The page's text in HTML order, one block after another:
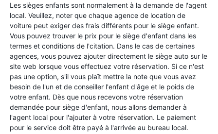
Les sièges enfants sont normalement à la demande de l'agent
local. Veuillez, noter que chaque agence de location de
voiture peut exiger des frais différents pour le siège enfant.
Vous pouvez trouver le prix pour le siège d'enfant dans les
termes et conditions de l'citation. Dans le cas de certaines
agences, vous pouvez ajouter directement le siège auto sur le
site web lorsque vous effectuez votre réservation. Si ce n'est
pas une option, s'il vous plaît mettre la note que vous avez
besoin de l'un et de conseiller l'enfant d'âge et le poids de
votre enfant. Dès que nous recevons votre réservation
demandée pour siège d'enfant, nous allons demander à
l'agent local pour l'ajouter à votre réservation. Le paiement
pour le service doit être payé à l'arrivée au bureau local.